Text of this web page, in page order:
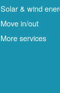
Solar & wind
Move in/out
More services